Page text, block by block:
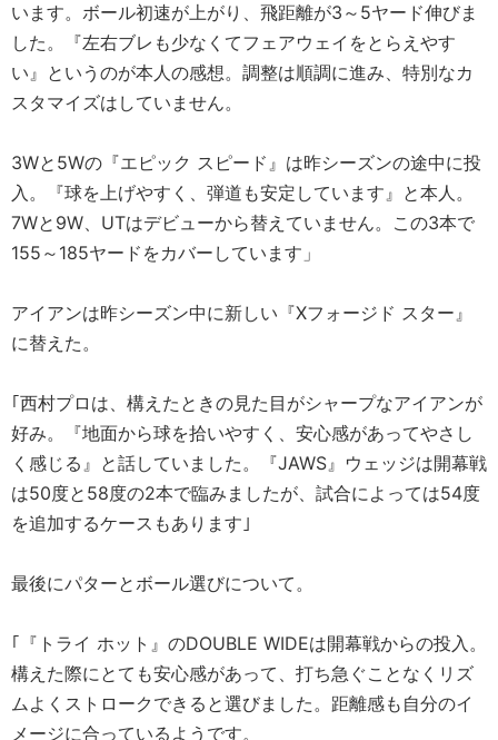
います。ボール初速が上がり、飛距離が3～5ヤード伸びま
した。『左右ブレも少なくてフェアウェイをとらえやす
い』というのが本人の感想。調整は順調に進み、特別なカ
スタマイズはしていません。
3Wと5Wの『エピック スピード』は昨シーズンの途中に投
入。『球を上げやすく、弾道も安定しています』と本人。
7Wと9W、UTはデビューから替えていません。この3本で
155～185ヤードをカバーしています」
アイアンは昨シーズン中に新しい『Xフォージド スター』
に替えた。
｢西村プロは、構えたときの見た目がシャープなアイアンが
好み。『地面から球を拾いやすく、安心感があってやさし
く感じる』と話していました。『JAWS』ウェッジは開幕戦
は50度と58度の2本で臨みましたが、試合によっては54度
を追加するケースもあります｣
最後にパターとボール選びについて。
｢『トライ ホット』のDOUBLE WIDEは開幕戦からの投入。
構えた際にとても安心感があって、打ち急ぐことなくリズ
ムよくストロークできると選びました。距離感も自分のイ
メージに合っているようです。